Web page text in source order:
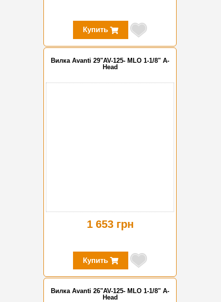
Купить
Вилка Avanti 29"AV-125- MLO 1-1/8" A-
Head
1 653 грн
Купить
Вилка Avanti 26"AV-125- MLO 1-1/8" A-
Head